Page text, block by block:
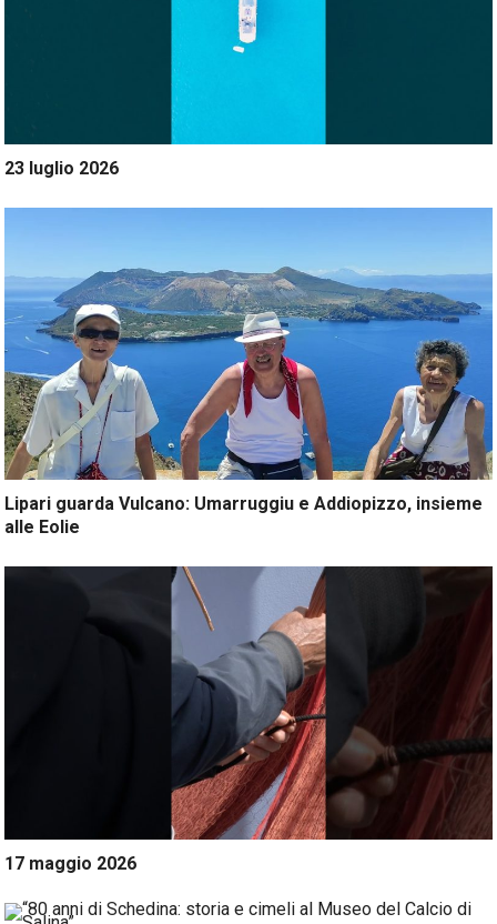
23 luglio 2026
Lipari guarda Vulcano: Umarruggiu e Addiopizzo, insieme
alle Eolie
17 maggio 2026